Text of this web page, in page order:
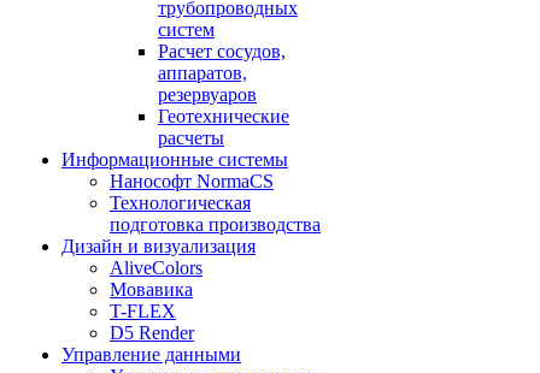
трубопроводных
систем
Расчет сосудов,
аппаратов,
резервуаров
Геотехнические
расчеты
Информационные системы
Нанософт NormaCS
Технологическая
подготовка производства
Дизайн и визуализация
AliveColors
Мовавика
T-FLEX
D5 Render
Управление данными